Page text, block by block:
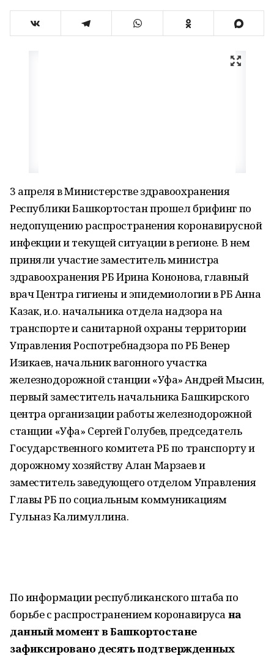
3 апреля в Министерстве здравоохранения
Республики Башкортостан прошел брифинг по
недопущению распространения коронавирусной
инфекции и текущей ситуации в регионе. В нем
приняли участие заместитель министра
здравоохранения РБ Ирина Кононова, главный
врач Центра гигиены и эпидемиологии в РБ Анна
Казак, и.о. начальника отдела надзора на
транспорте и санитарной охраны территории
Управления Роспотребнадзора по РБ Венер
Изикаев, начальник вагонного участка
железнодорожной станции «Уфа» Андрей Мысин,
первый заместитель начальника Башкирского
центра организации работы железнодорожной
станции «Уфа» Сергей Голубев, председатель
Государственного комитета РБ по транспорту и
дорожному хозяйству Алан Марзаев и
заместитель заведующего отделом Управления
Главы РБ по социальным коммуникациям
Гульназ Калимуллина.
По информации республиканского штаба по
борьбе с распространением коронавируса на
данный момент в Башкортостане
зафиксировано десять подтвержденных